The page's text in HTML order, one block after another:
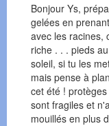
Bonjour Ys,
gelées en
avec les racines,
riche . . . pieds
soleil, si tu les
mais pense à
cet été !
sont fragiles et
mouillés en plus